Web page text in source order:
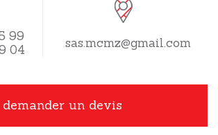
99
04
sas.mcmz@gmail.com
demander un devis